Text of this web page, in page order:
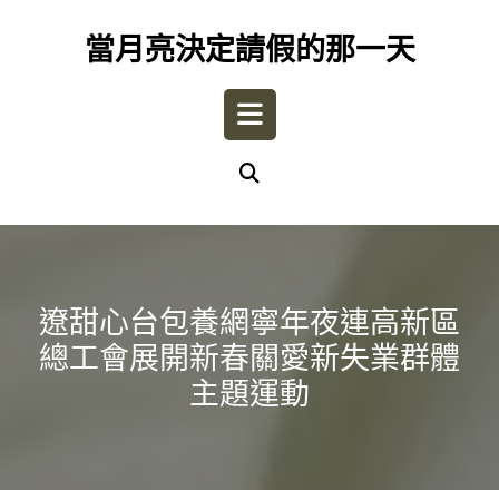
當月亮決定請假的那一天
Open
遼甜心台包養網寧年夜連高新區
總工會展開新春關愛新失業群體
主題運動